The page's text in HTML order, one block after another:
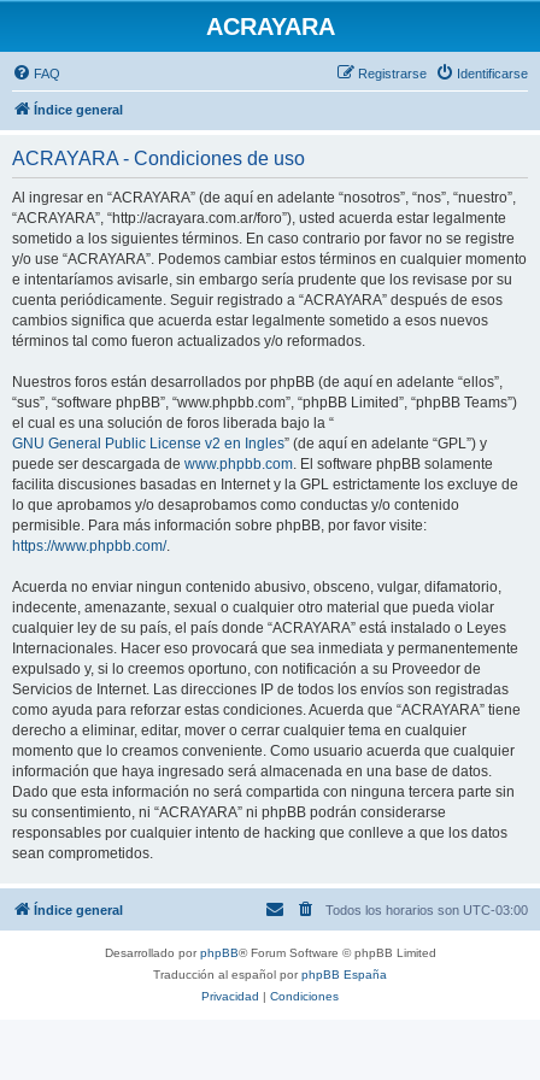
ACRAYARA
FAQ Identificarse
Registrarse
Índice general
ACRAYARA - Condiciones de uso
Al ingresar en “ACRAYARA” (de aquí en adelante “nosotros”, “nos”, “nuestro”,
“ACRAYARA”, “http://acrayara.com.ar/foro”), usted acuerda estar legalmente
sometido a los siguientes términos. En caso contrario por favor no se registre
y/o use “ACRAYARA”. Podemos cambiar estos términos en cualquier momento
e intentaríamos avisarle, sin embargo sería prudente que los revisase por su
cuenta periódicamente. Seguir registrado a “ACRAYARA” después de esos
cambios significa que acuerda estar legalmente sometido a esos nuevos
términos tal como fueron actualizados y/o reformados.
Nuestros foros están desarrollados por phpBB (de aquí en adelante “ellos”,
“sus”, “software phpBB”, “www.phpbb.com”, “phpBB Limited”, “phpBB Teams”)
el cual es una solución de foros liberada bajo la “
GNU General Public License v2 en Ingles” (de aquí en adelante “GPL”) y
puede ser descargada de www.phpbb.com. El software phpBB solamente
facilita discusiones basadas en Internet y la GPL estrictamente los excluye de
lo que aprobamos y/o desaprobamos como conductas y/o contenido
permisible. Para más información sobre phpBB, por favor visite:
https://www.phpbb.com/.
Acuerda no enviar ningun contenido abusivo, obsceno, vulgar, difamatorio,
indecente, amenazante, sexual o cualquier otro material que pueda violar
cualquier ley de su país, el país donde “ACRAYARA” está instalado o Leyes
Internacionales. Hacer eso provocará que sea inmediata y permanentemente
expulsado y, si lo creemos oportuno, con notificación a su Proveedor de
Servicios de Internet. Las direcciones IP de todos los envíos son registradas
como ayuda para reforzar estas condiciones. Acuerda que “ACRAYARA” tiene
derecho a eliminar, editar, mover o cerrar cualquier tema en cualquier
momento que lo creamos conveniente. Como usuario acuerda que cualquier
información que haya ingresado será almacenada en una base de datos.
Dado que esta información no será compartida con ninguna tercera parte sin
su consentimiento, ni “ACRAYARA” ni phpBB podrán considerarse
responsables por cualquier intento de hacking que conlleve a que los datos
sean comprometidos.
Índice general Todos los horarios son UTC-03:00
Desarrollado porphpBB® Forum Software © phpBB Limited
Traducción al español porphpBB España
Privacidad | Condiciones